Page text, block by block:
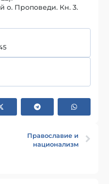
о. Проповеди. Кн. 3.
Православие и
национализм